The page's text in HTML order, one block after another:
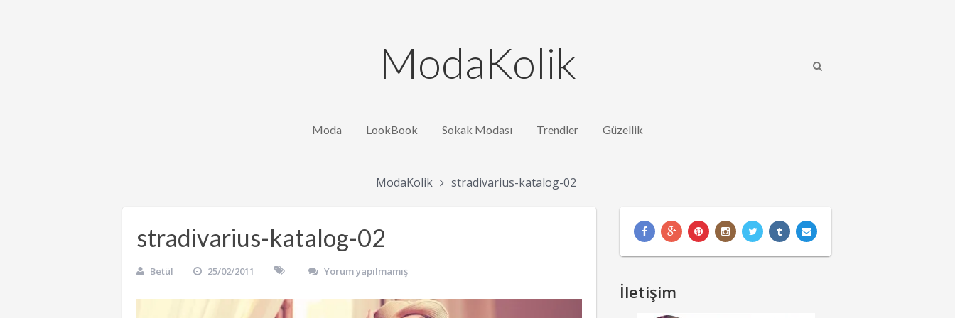
ModaKolik
Moda LookBook Sokak Modası Trendler Güzellik
ModaKolik stradivarius-katalog-02
stradivarius-katalog-02
Betül 25/02/2011 Yorum yapılmamış
İletişim